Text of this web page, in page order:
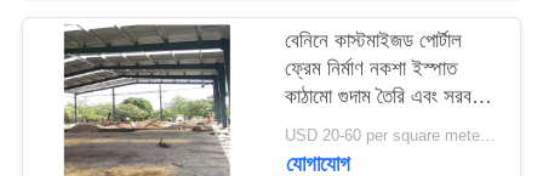
গোপনীয়তা
বেনিনে কাস্টমাইজড পোর্টাল
ফ্রেম নির্মাণ নকশা ইস্পাত
কাঠামো গুদাম তৈরি এবং সরবরাহ
করুন
USD 20-60 per square meter MOQ:1000 বর্গ মিটার
যোগাযোগ